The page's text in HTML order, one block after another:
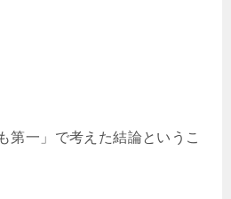
第一」で考えた結論というこ